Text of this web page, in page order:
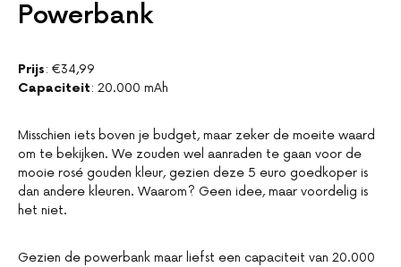
Powerbank
Prijs: €34,99
Capaciteit: 20.000 mAh
Misschien iets boven je budget, maar zeker de moeite waard
om te bekijken. We zouden wel aanraden te gaan voor de
mooie rosé gouden kleur, gezien deze 5 euro goedkoper is
dan andere kleuren. Waarom? Geen idee, maar voordelig is
het niet.
Gezien de powerbank maar liefst een capaciteit van 20.000